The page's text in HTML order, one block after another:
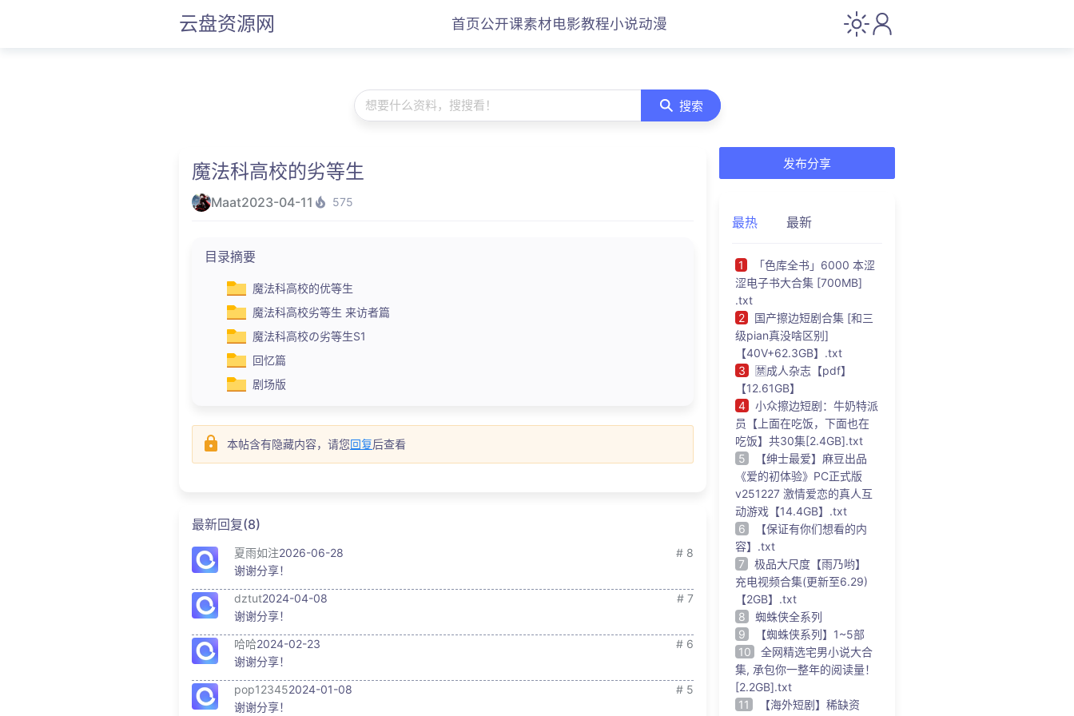
云盘资源网 首页公开课素材电影教程小说动漫
想要什么资料，搜搜看！ 搜索
魔法科高校的劣等生
Maat2023-04-11 575
目录摘要
魔法科高校的优等生
魔法科高校劣等生 来访者篇
魔法科高校の劣等生S1
回忆篇
剧场版
本帖含有隐藏内容，请您回复后查看
最新回复(8)
夏雨如注2026-06-28
# 8
谢谢分享！
dztut2024-04-08
# 7
谢谢分享！
哈哈2024-02-23
# 6
谢谢分享！
pop123452024-01-08
# 5
谢谢分享！
发布分享
最热 最新
1
「色库全书」6000 本涩
涩电子书大合集 [700MB]
.txt
2
国产擦边短剧合集 [和三
级pian真没啥区别]
【40V+62.3GB】.txt
3
🈲成人杂志【pdf】
【12.61GB】
4
小众擦边短剧：牛奶特派
员【上面在吃饭，下面也在
吃饭】共30集[2.4GB].txt
5
【绅士最爱】麻豆出品
《爱的初体验》PC正式版
v251227 激情爱恋的真人互
动游戏【14.4GB】.txt
6
【保证有你们想看的内
容】.txt
7
极品大尺度【雨乃哟】
充电视频合集(更新至6.29)
【2GB】.txt
8
蜘蛛侠全系列
9
【蜘蛛侠系列】1~5部
10
全网精选宅男小说大合
集, 承包你一整年的阅读量！
[2.2GB].txt
11
【海外短剧】稀缺资